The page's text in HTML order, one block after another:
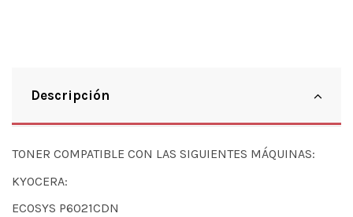
Descripción
TONER COMPATIBLE CON LAS SIGUIENTES MÁQUINAS:
KYOCERA:
ECOSYS P6021CDN